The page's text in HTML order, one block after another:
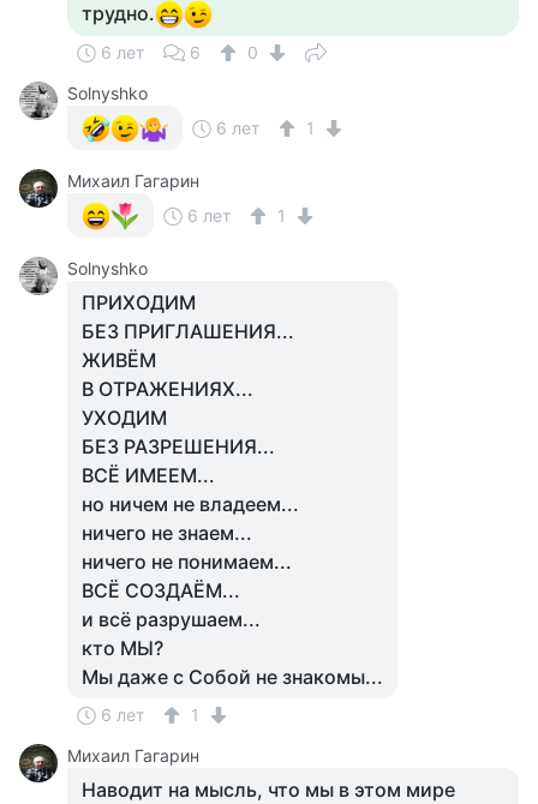
трудно.
6 лет 6
0
Solnyshko
6 лет
1
Михаил Гагарин
6 лет
1
Solnyshko
ПРИХОДИМ
БЕЗ ПРИГЛАШЕНИЯ...
ЖИВЁМ
В ОТРАЖЕНИЯХ...
УХОДИМ
БЕЗ РАЗРЕШЕНИЯ...
ВСЁ ИМЕЕМ...
но ничем не владеем...
ничего не знаем...
ничего не понимаем...
ВСЁ СОЗДАЁМ...
и всё разрушаем...
кто МЫ?
Мы даже с Собой не знакомы...
6 лет
1
Михаил Гагарин
Наводит на мысль, что мы в этом мире